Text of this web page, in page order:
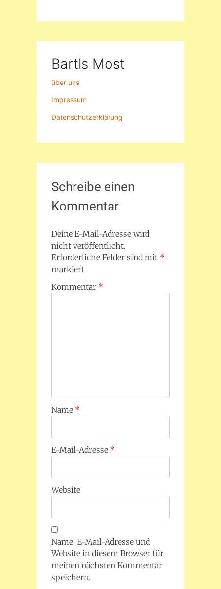
Bartls Most
Schreibe einen
nicht veröffentlicht.
Erforderliche Felder sind mit
markiert
Name*
E-Mail-Adresse*
Website
Name, E-Mail-Adresse und
Website in diesem Browser für
meinen nächsten Kommentar
speichern.
Trage mich in den Newsletter